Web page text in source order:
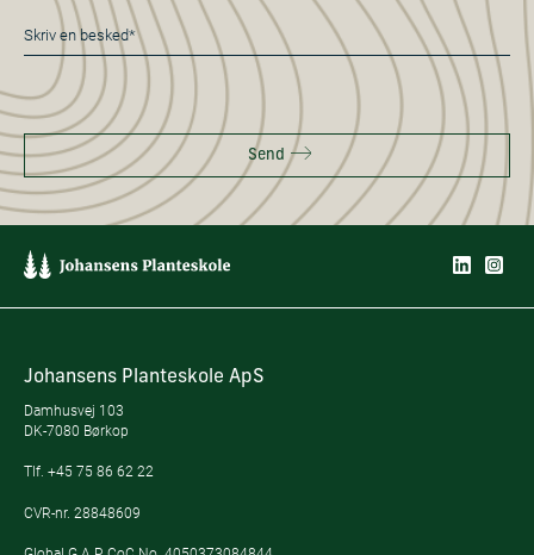
Besked
*
Send
Johansens Planteskole ApS
Damhusvej 103
DK-7080 Børkop
Tlf. +45 75 86 62 22
CVR-nr. 28848609